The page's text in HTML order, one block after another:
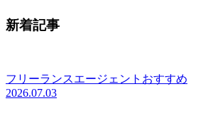
新着記事
フリーランスエージェントおすすめ
2026.07.03